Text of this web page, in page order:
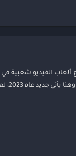
ألعاب الفيديو شعبية